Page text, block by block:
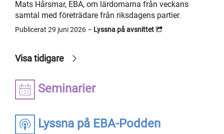
Mats Hårsmar, EBA, om lärdomarna från veckans
samtal med företrädare från riksdagens partier.
Publicerat 29 juni 2026 – Lyssna på avsnittet
Visa tidigare
Seminarier
Lyssna på EBA-Podden